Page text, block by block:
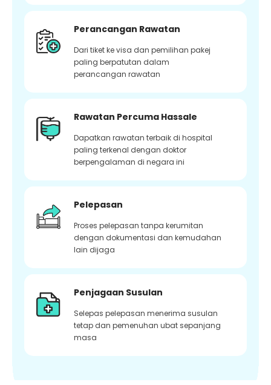
Perancangan Rawatan
Dari tiket ke visa dan pemilihan pakej
paling berpatutan dalam
perancangan rawatan
Rawatan Percuma Hassale
Dapatkan rawatan terbaik di hospital
paling terkenal dengan doktor
berpengalaman di negara ini
Pelepasan
Proses pelepasan tanpa kerumitan
dengan dokumentasi dan kemudahan
lain dijaga
Penjagaan Susulan
Selepas pelepasan menerima susulan
tetap dan pemenuhan ubat sepanjang
masa